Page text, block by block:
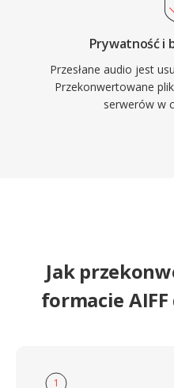
Prywatność i
Przesłane audio jest
Przekonwertowane
serwerów w
Jak
formacie
1